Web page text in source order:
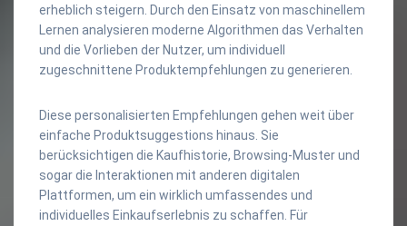
erheblich steigern. Durch den Einsatz von maschinellem
Lernen analysieren moderne Algorithmen das Verhalten
und die Vorlieben der Nutzer, um individuell
zugeschnittene Produktempfehlungen zu generieren.
Diese personalisierten Empfehlungen gehen weit über
einfache Produktsuggestions hinaus. Sie
berücksichtigen die Kaufhistorie, Browsing-Muster und
sogar die Interaktionen mit anderen digitalen
Plattformen, um ein wirklich umfassendes und
individuelles Einkaufserlebnis zu schaffen. Für